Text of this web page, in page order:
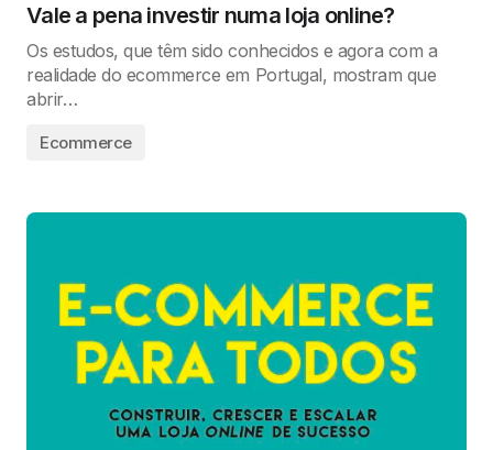
Vale a pena investir numa loja online?
Os estudos, que têm sido conhecidos e agora com a
realidade do ecommerce em Portugal, mostram que
abrir…
Ecommerce